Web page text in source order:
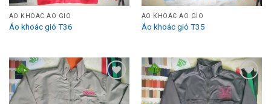
ÁO KHOÁC ÁO GIÓ
Áo khoác gió T36
ÁO KHOÁC ÁO GIÓ
Áo khoác gió T35